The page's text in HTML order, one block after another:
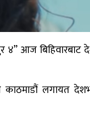
४” आज बिहिवारबाट
काठमाडौं लगायत